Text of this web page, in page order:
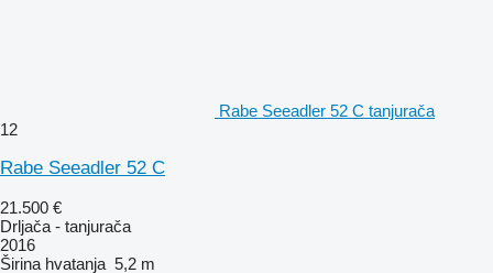
Rabe Seeadler 52 C tanjurača
12
Rabe Seeadler 52 C
21.500 €
Drljača - tanjurača
2016
Širina hvatanja 5,2 m